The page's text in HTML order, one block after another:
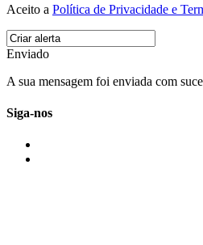
Aceito a Política de Privacidade e
Enviado
A sua mensagem foi enviada com
Siga-nos